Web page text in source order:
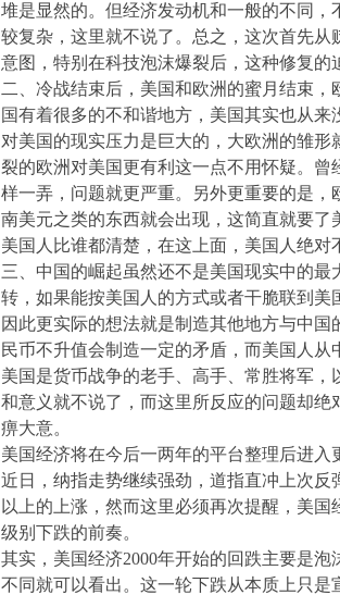
堆是显然的。但经济发动机和一般的不同
较复杂，这里就不说了。总之，这次首先
意图，特别在科技泡沫爆裂后，这种修复的
二、冷战结束后，美国和欧洲的蜜月结束
国有着很多的不和谐地方，美国其实也从
对美国的现实压力是巨大的，大欧洲的雏
裂的欧洲对美国更有利这一点不用怀疑。
样一弄，问题就更严重。另外更重要的是，
南美元之类的东西就会出现，这简直就要
美国人比谁都清楚，在这上面，美国人绝对
三、中国的崛起虽然还不是美国现实中的
转，如果能按美国人的方式或者干脆联到美
因此更实际的想法就是制造其他地方与中
民币不升值会制造一定的矛盾，而美国人
美国是货币战争的老手、高手、常胜将军
和意义就不说了，而这里所反应的问题却
痹大意。
美国经济将在今后一两年的平台整理后进
近日，纳指走势继续强劲，道指直冲上次
以上的上涨，然而这里必须再次提醒，美
级别下跌的前奏。
其实，美国经济2000年开始的回跌主要是
不同就可以看出。这一轮下跌从本质上只